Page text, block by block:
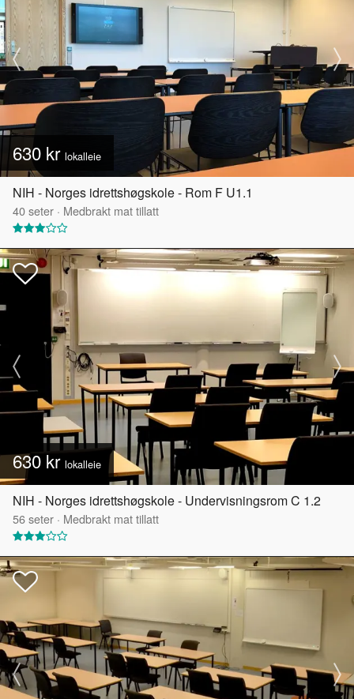
630 kr lokalleie
NIH - Norges idrettshøgskole - Rom F U1.1
40seter · Medbrakt mat tillatt
630 kr lokalleie
NIH - Norges idrettshøgskole - Undervisningsrom C 1.2
56seter · Medbrakt mat tillatt